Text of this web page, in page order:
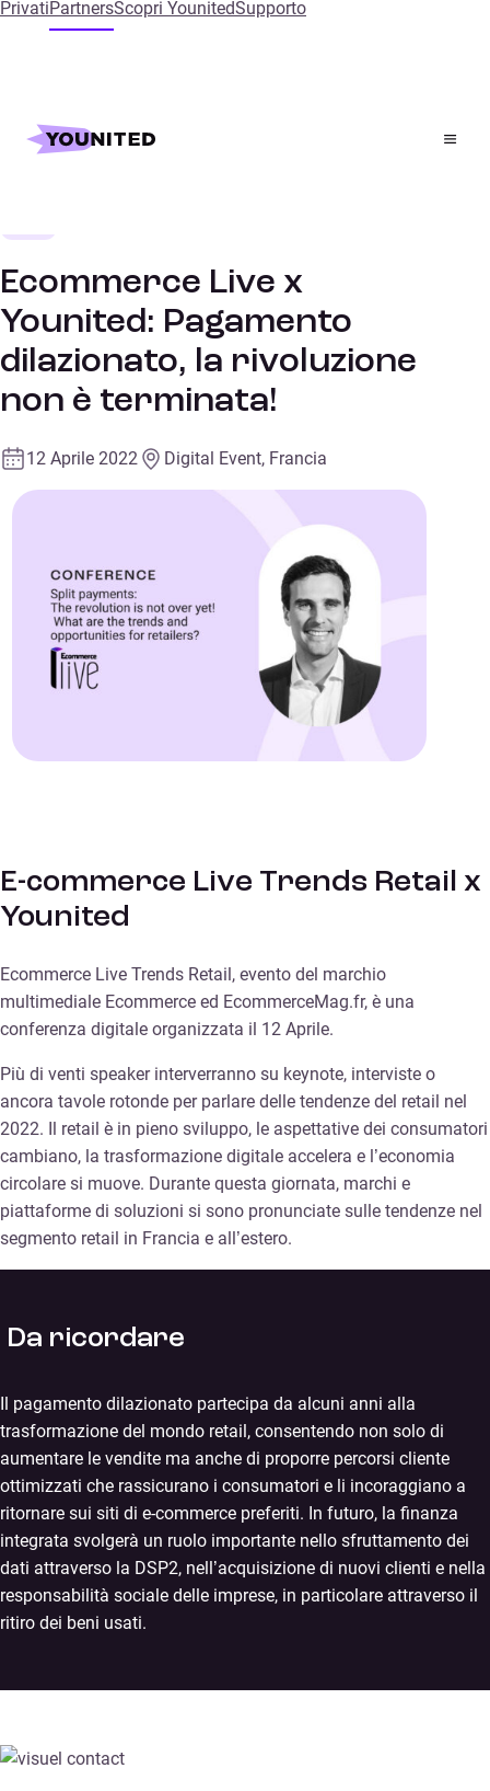
PrivatiPartnersScopri YounitedSupporto
Home
References
Ecommerce Live x Younited: Pagamento dilazionato, la
Ecommerce Live x
Younited: Pagamento
dilazionato, la rivoluzione
non è terminata!
12 Aprile 2022 Digital Event, Francia
E-commerce Live Trends Retail x
Younited
Ecommerce Live Trends Retail, evento del marchio
multimediale Ecommerce ed EcommerceMag.fr, è una
conferenza digitale organizzata il 12 Aprile.
Più di venti speaker interverranno su keynote, interviste o
ancora tavole rotonde per parlare delle tendenze del retail nel
2022. Il retail è in pieno sviluppo, le aspettative dei consumatori
cambiano, la trasformazione digitale accelera e l’economia
circolare si muove. Durante questa giornata, marchi e
piattaforme di soluzioni si sono pronunciate sulle tendenze nel
segmento retail in Francia e all’estero.
Da ricordare
Il pagamento dilazionato partecipa da alcuni anni alla
trasformazione del mondo retail, consentendo non solo di
aumentare le vendite ma anche di proporre percorsi cliente
ottimizzati che rassicurano i consumatori e li incoraggiano a
ritornare sui siti di e-commerce preferiti. In futuro, la finanza
integrata svolgerà un ruolo importante nello sfruttamento dei
dati attraverso la DSP2, nell’acquisizione di nuovi clienti e nella
responsabilità sociale delle imprese, in particolare attraverso il
ritiro dei beni usati.